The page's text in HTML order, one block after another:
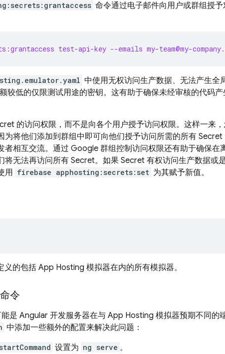
命令通过电子邮件向用户或群组授
test-api-key --emails my-team@my-
中使用无权访问生产数据、无法产生全
较低的仅限测试用途的密钥。这有助于确保未经审核的代码
的访问权限，而不是向各个用户授予访问权限。这样一来
为将他们添加到群组中即可向他们授予访问所需的所有 Secret
者相互交流。通过 Google 群组控制访问权限还有助于确保在
将无法再访问所有 Secret。如果 Secret 有权访问生产数据或
用 firebase apphosting:secrets:set 为其赋予新值。
义的包括 App Hosting 模拟器在内的所有模拟器。
命令
是 Angular 开发服务器在与 App Hosting 模拟器预期不同的
中添加一些额外的配置来解决此问题：
设置为 ng serve 。